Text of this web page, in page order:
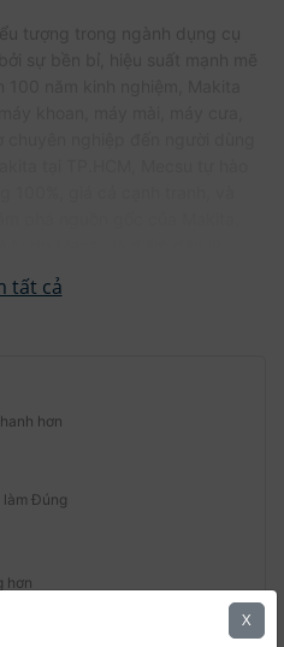
Bản, Makita Corporation bắt
cụ điện chất lượng cao. Từ
hơn
làm Đúng
hơn
X